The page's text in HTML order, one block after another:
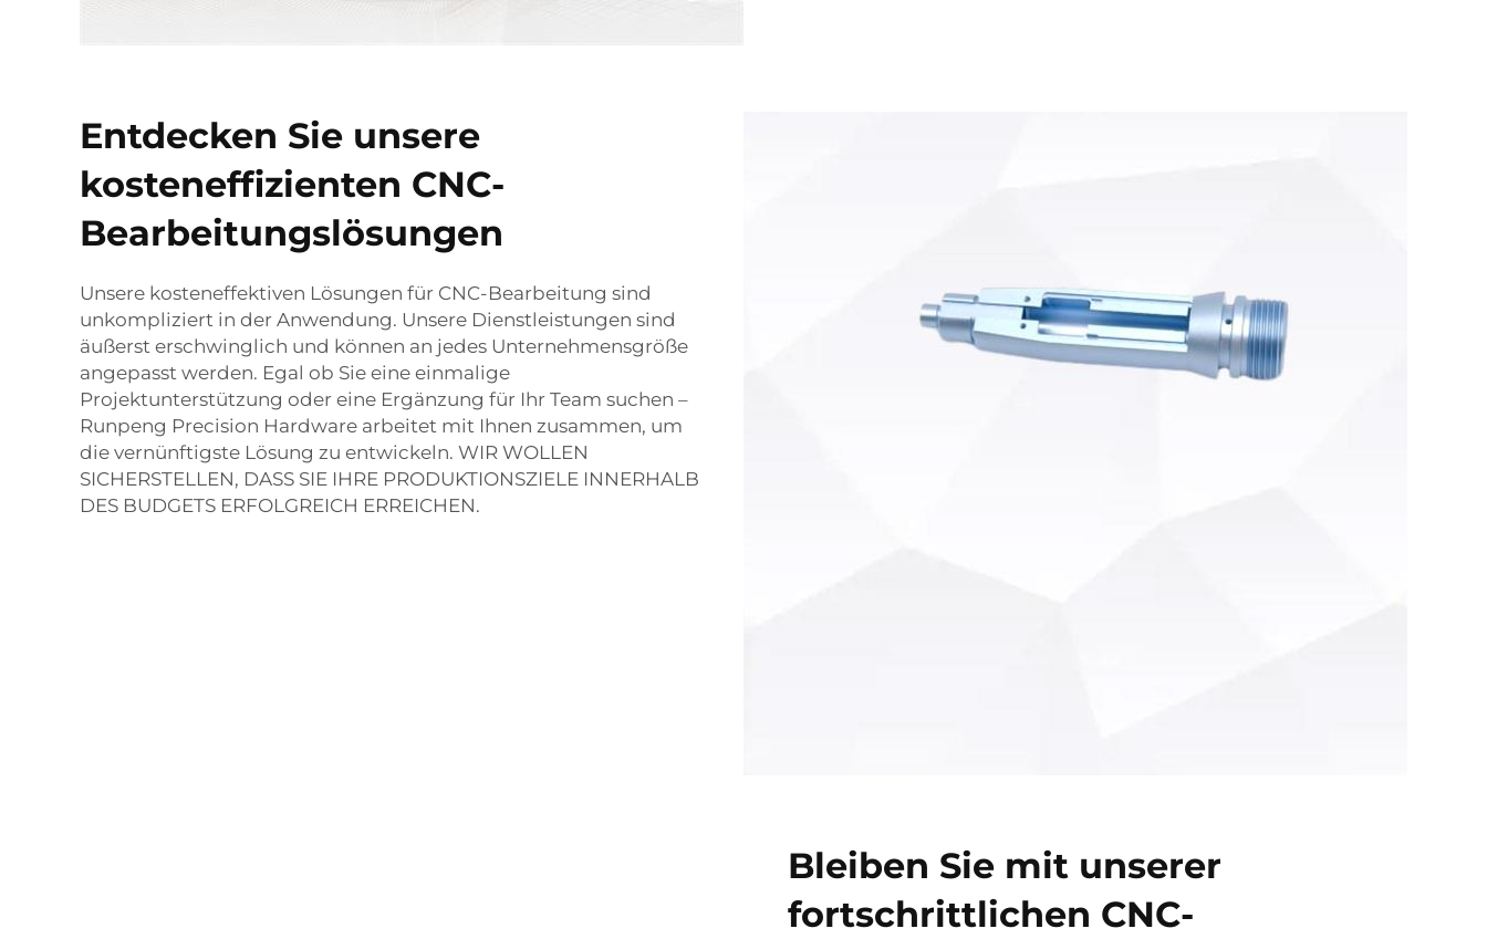
Entdecken Sie unsere
kosteneffizienten CNC-
Bearbeitungslösungen
Unsere kosteneffektiven Lösungen für CNC-Bearbeitung sind
unkompliziert in der Anwendung. Unsere Dienstleistungen sind
äußerst erschwinglich und können an jedes Unternehmensgröße
angepasst werden. Egal ob Sie eine einmalige
Projektunterstützung oder eine Ergänzung für Ihr Team suchen –
Runpeng Precision Hardware arbeitet mit Ihnen zusammen, um
die vernünftigste Lösung zu entwickeln. WIR WOLLEN
SICHERSTELLEN, DASS SIE IHRE PRODUKTIONSZIELE INNERHALB
DES BUDGETS ERFOLGREICH ERREICHEN.
Bleiben Sie mit unserer
fortschrittlichen CNC-